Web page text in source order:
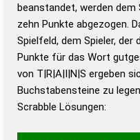
beanstandet, werden dem
zehn Punkte abgezogen.
Spielfeld, dem Spieler,
Punkte für das Wort
von T|R|A|I|N|S ergeben
Buchstabensteine zu
Scrabble Lösungen: